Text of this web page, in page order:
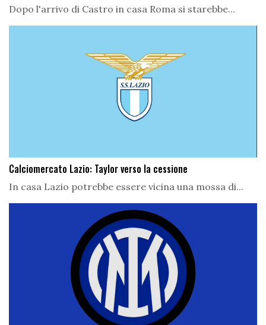
Dopo l'arrivo di Castro in casa Roma si starebbe...
Calciomercato Lazio: Taylor verso la cessione
In casa Lazio potrebbe essere vicina una mossa di...